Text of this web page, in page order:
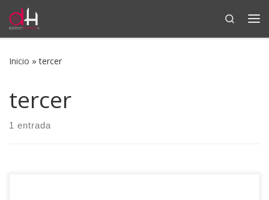
Saltar al contenido
Search
Inicio » tercer
tercer
1 entrada